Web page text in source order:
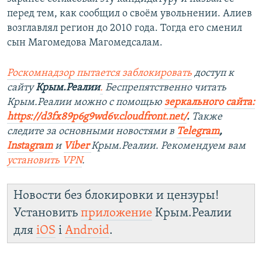
перед тем, как сообщил о своём увольнении. Алиев
возглавлял регион до 2010 года. Тогда его сменил
сын Магомедова Магомедсалам.
Роскомнадзор пытается заблокировать доступ к
сайтуКрым.Реалии. Беспрепятственно читать
Крым.Реалии можно с помощью зеркального сайта:
https://d3fx89p6g9wd6v.cloudfront.net/. ​ Также
следите за основными новостями в Telegram,
Instagram и ViberКрым.Реалии. Рекомендуем вам
установить VPN.
Новости без блокировки и цензуры!
Установить приложение Крым.Реалии
для iOS і Android.